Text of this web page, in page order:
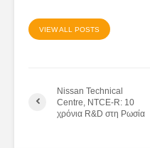
VIEW ALL POSTS
Nissan Technical
Centre, NTCE-R: 10
χρόνια R&D στη Ρωσία